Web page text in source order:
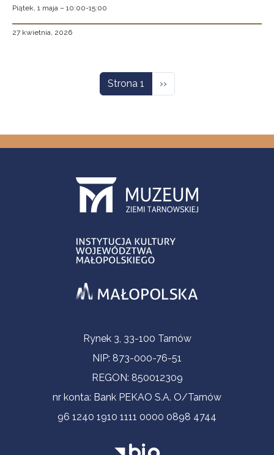
Piątek, 1 maja – 10:00-15:00
27 kwietnia, 2026
Strona 1 Następna strona
››
Informacje kontaktoweRynek 3, 33-100 Tarnów
NIP: 873-000-76-51
REGON: 850012309
nr konta: Bank PEKAO S.A. O/Tarnów
96 1240 1910 1111 0000 0898 4744